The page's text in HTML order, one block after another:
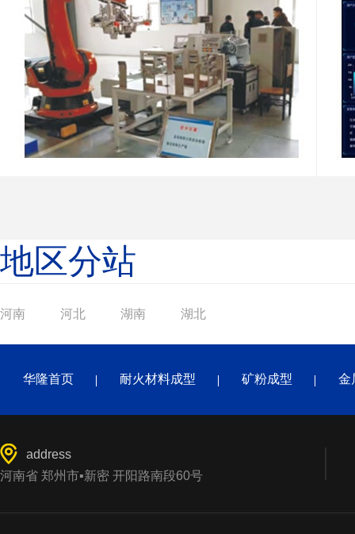
地区分站
河南 河北 湖南 湖北
华隆首页 耐火材料成型 矿粉成型 金
address
河南省 郑州市▪新密 开阳路南段60号